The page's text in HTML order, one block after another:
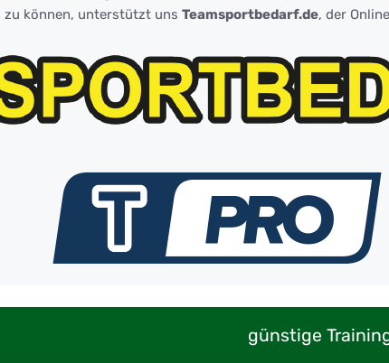
zu können, unterstützt uns Teamsportbedarf.de, der
günstige